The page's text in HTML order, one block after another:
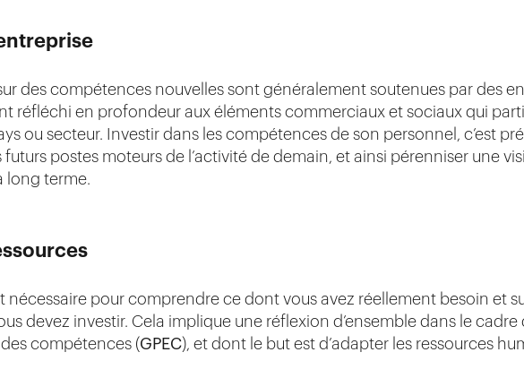
des compétences nouvelles sont généralement soutenues par des
réfléchi en profondeur aux éléments commerciaux et sociaux qui
ou secteur. Investir dans les compétences de son personnel, c’est
postes moteurs de l’activité de demain, et ainsi pérenniser une
long terme.
nécessaire pour comprendre ce dont vous avez réellement besoin et
devez investir. Cela implique une réflexion d’ensemble dans le cadre
compétences (GPEC), et dont le but est d’adapter les ressources